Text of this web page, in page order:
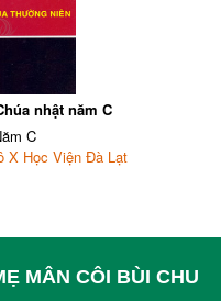
nhật năm C
C
X Học Viện Đà Lạt
MÂN CÔI BÙI CHU